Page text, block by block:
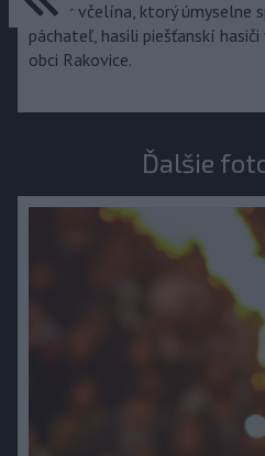
Požiar včelína, ktorý úmyselne
páchateľ, hasili piešťanskí
obci Rakovice.
Ďalšie